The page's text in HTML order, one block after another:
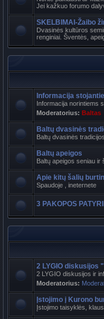
Jei kažkuo forumo
SKELBIMAI-Žaibo
Dvasinės kultūros
renginiai. Šventės,
Informacija
Informacija norintiems
Moderatorius: Baltas
Baltų dvasinės
Baltų dvasinės
Baltų apeigos
Baltų apeigos seniau ir
Apie kitų šalių
Spaudoje , ineternete
3 PAKOPOS
2 LYGIO diskusijos
2 LYGIO diskusijos ir
Moderatorius:
Įstojimo į Kurono
Įstojimo taisyklės,